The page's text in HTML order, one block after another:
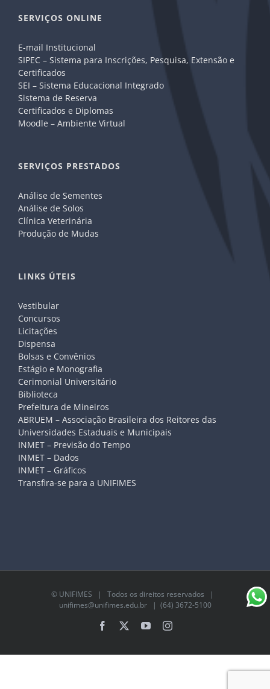
SERVIÇOS ONLINE
E-mail Institucional
SIPEC – Sistema para Inscrições, Pesquisa, Extensão e
Certificados
SEI – Sistema Educacional Integrado
Sistema de Reserva
Certificados e Diplomas
Moodle – Ambiente Virtual
SERVIÇOS PRESTADOS
Análise de Sementes
Análise de Solos
Clínica Veterinária
Produção de Mudas
LINKS ÚTEIS
Vestibular
Concursos
Licitações
Dispensa
Bolsas e Convênios
Estágio e Monografia
Cerimonial Universitário
Biblioteca
Prefeitura de Mineiros
ABRUEM – Associação Brasileira dos Reitores das
Universidades Estaduais e Municipais
INMET – Previsão do Tempo
INMET – Dados
INMET – Gráficos
Transfira-se para a UNIFIMES
© UNIFIMES | Todos os direitos reservados |
unifimes@unifimes.edu.br| (64) 3672-5100
Facebook YouTubeInstagram